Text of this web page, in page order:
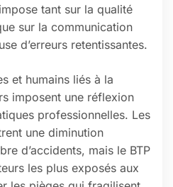
tant sur la qualité
sur la communication
d’erreurs retentissantes.
et humains liés à la
imposent une réflexion
professionnelles. Les
une diminution
d’accidents, mais le BTP
les plus exposés aux